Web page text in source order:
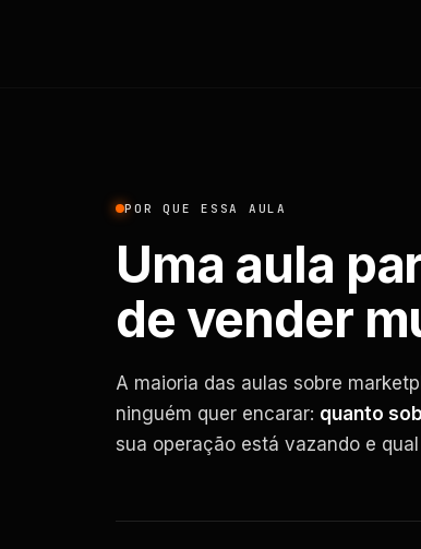
POR QUE ESSA AULA
Uma aula
de vender
A maioria das aulas sobre
ninguém quer encarar: quanto
sua operação está vazando e